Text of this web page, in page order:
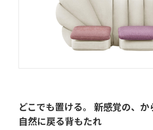
どこでも置ける。 新感覚の、か
自然に戻る背もたれ